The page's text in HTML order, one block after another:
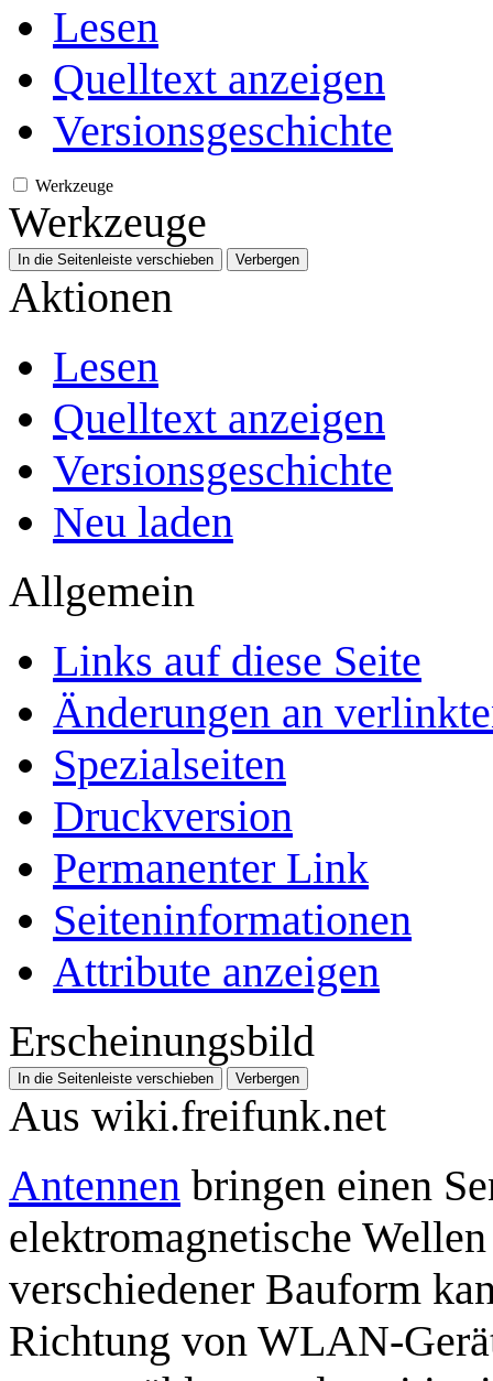
Lesen
Quelltext anzeigen
Versionsgeschichte
Werkzeuge
Werkzeuge
In die Seitenleiste verschieben Verbergen
Aktionen
Lesen
Quelltext anzeigen
Versionsgeschichte
Neu laden
Allgemein
Links auf diese Seite
Änderungen an
Spezialseiten
Druckversion
Permanenter Link
Seiten­­informationen
Attribute anzeigen
Erscheinungsbild
In die Seitenleiste verschieben Verbergen
Aus wiki.freifunk.net
Antennen bringen einen
elektromagnetische
verschiedener Bauform
Richtung von WLAN-